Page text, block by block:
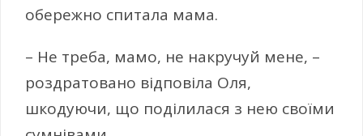
обережно спитала мама.
– Не треба, мамо, не накручуй мене, –
роздратовано відповіла Оля,
шкодуючи, що поділилася з нею своїми